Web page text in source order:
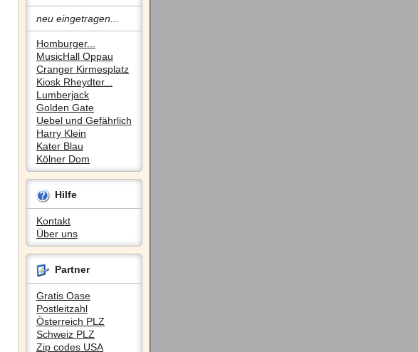
neu eingetragen...
Homburger...
MusicHall Oppau
Cranger Kirmesplatz
Kiosk Rheydter...
Lumberjack
Golden Gate
Uebel und Gefährlich
Harry Klein
Kater Blau
Kölner Dom
Hilfe
Kontakt
Über uns
Partner
Gratis Oase
Postleitzahl
Österreich PLZ
Schweiz PLZ
Zip codes USA